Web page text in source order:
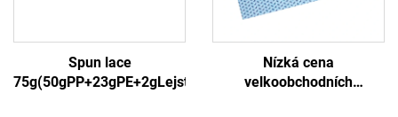
Spun lace
75g(50gPP+23gPE+2gLejstro)3
Nízká cena
velkoobchodních